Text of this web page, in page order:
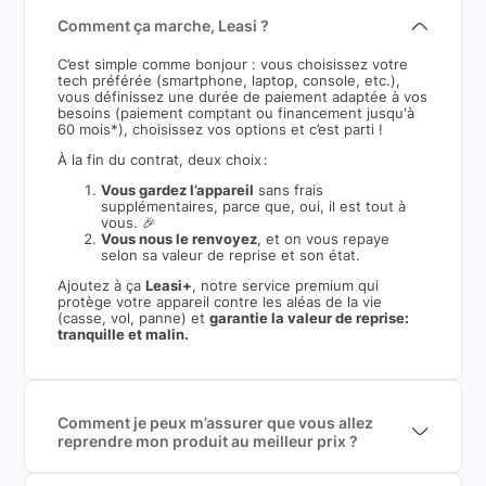
Comment ça marche, Leasi ?
C’est simple comme bonjour : vous choisissez votre
tech préférée (smartphone, laptop, console, etc.),
vous définissez une durée de paiement adaptée à vos
besoins (paiement comptant ou financement jusqu'à
60 mois*), choisissez vos options et c’est parti !
À la fin du contrat, deux choix :
Vous gardez l’appareil sans frais
supplémentaires, parce que, oui, il est tout à
vous. 🎉
Vous nous le renvoyez, et on vous repaye
selon sa valeur de reprise et son état.
Ajoutez à ça Leasi+, notre service premium qui
protège votre appareil contre les aléas de la vie
(casse, vol, panne) etgarantie la valeur de reprise:
tranquille et malin.
Comment je peux m’assurer que vous allez
reprendre mon produit au meilleur prix ?